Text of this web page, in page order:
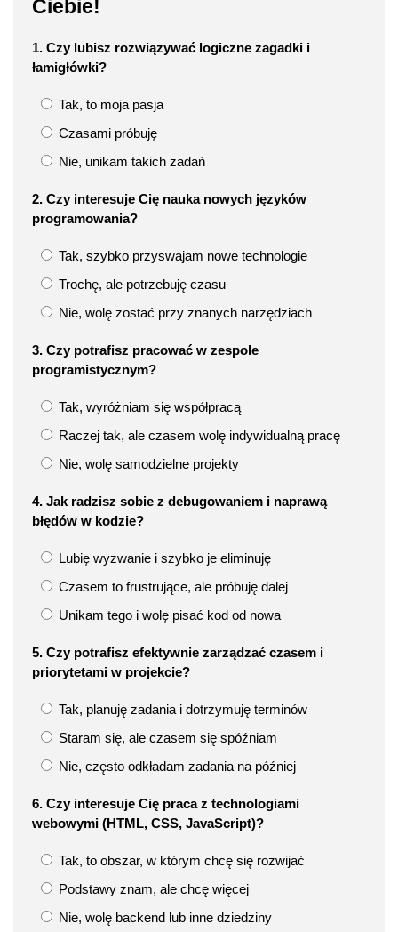
Ciebie!
1. Czy lubisz rozwiązywać logiczne zagadki i
łamigłówki?
Tak, to moja pasja
Czasami próbuję
Nie, unikam takich zadań
2. Czy interesuje Cię nauka nowych języków
programowania?
Tak, szybko przyswajam nowe technologie
Trochę, ale potrzebuję czasu
Nie, wolę zostać przy znanych narzędziach
3. Czy potrafisz pracować w zespole
programistycznym?
Tak, wyróżniam się współpracą
Raczej tak, ale czasem wolę indywidualną pracę
Nie, wolę samodzielne projekty
4. Jak radzisz sobie z debugowaniem i naprawą
błędów w kodzie?
Lubię wyzwanie i szybko je eliminuję
Czasem to frustrujące, ale próbuję dalej
Unikam tego i wolę pisać kod od nowa
5. Czy potrafisz efektywnie zarządzać czasem i
priorytetami w projekcie?
Tak, planuję zadania i dotrzymuję terminów
Staram się, ale czasem się spóźniam
Nie, często odkładam zadania na później
6. Czy interesuje Cię praca z technologiami
webowymi (HTML, CSS, JavaScript)?
Tak, to obszar, w którym chcę się rozwijać
Podstawy znam, ale chcę więcej
Nie, wolę backend lub inne dziedziny